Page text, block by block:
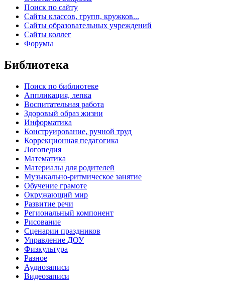
Поиск по сайту
Сайты классов, групп, кружков...
Сайты образовательных учреждений
Сайты коллег
Форумы
Библиотека
Поиск по библиотеке
Аппликация, лепка
Воспитательная работа
Здоровый образ жизни
Информатика
Конструирование, ручной труд
Коррекционная педагогика
Логопедия
Математика
Материалы для родителей
Музыкально-ритмическое занятие
Обучение грамоте
Окружающий мир
Развитие речи
Региональный компонент
Рисование
Сценарии праздников
Управление ДОУ
Физкультура
Разное
Аудиозаписи
Видеозаписи